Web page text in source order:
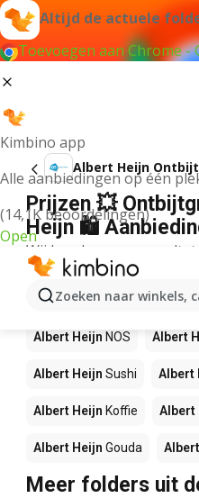
Altijd de actuele
Toevoegen aan Chrome -
Kimbino app
Alle aanbiedingen op één
(14,1K beoordelingen)
Open
Zoeken naar winkels,
Albert Heijn
Prijzen 💥
Heijn 🛍️
Wij konden geen
Andere
Heijn
Albert Heijn NOS Albert
Albert Heijn Sushi Albert
Albert Heijn Koffie Albert
Albert Heijn Gouda
Meer folders uit